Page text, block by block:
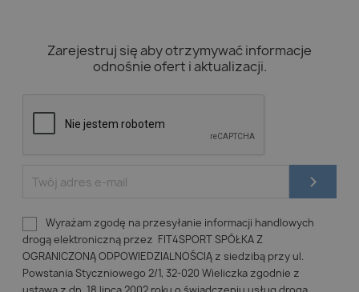
Zarejestruj się aby otrzymywać informacje
odnośnie ofert i aktualizacji.
Wyrażam zgodę na przesyłanie informacji handlowych
drogą elektroniczną przez FIT4SPORT SPÓŁKA Z
OGRANICZONĄ ODPOWIEDZIALNOŚCIĄ z siedzibą przy ul.
Powstania Styczniowego 2/1, 32-020 Wieliczka zgodnie z